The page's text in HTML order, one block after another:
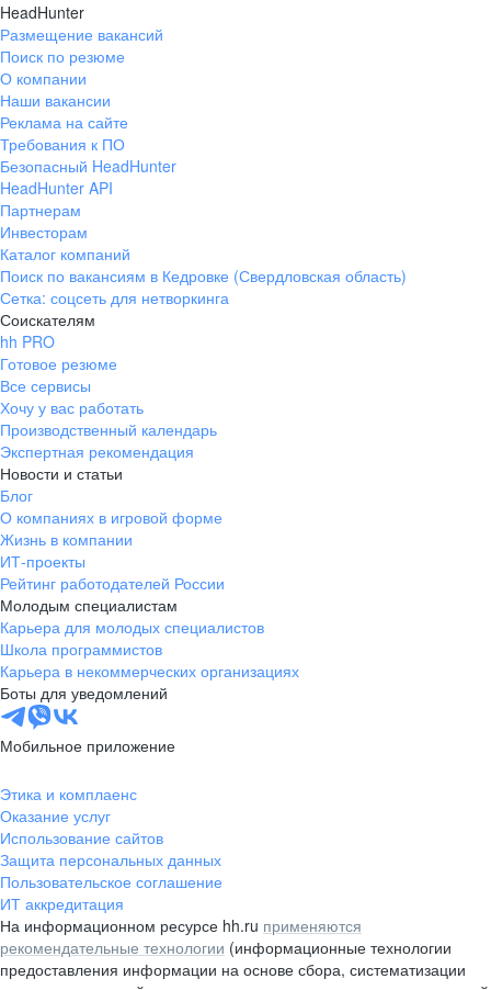
HeadHunter
Размещение вакансий
Поиск по резюме
О компании
Наши вакансии
Реклама на сайте
Требования к ПО
Безопасный HeadHunter
HeadHunter API
Партнерам
Инвесторам
Каталог компаний
Поиск по вакансиям в Кедровке (Свердловская область)
Сетка: соцсеть для нетворкинга
Соискателям
hh PRO
Готовое резюме
Все сервисы
Хочу у вас работать
Производственный календарь
Экспертная рекомендация
Новости и статьи
Блог
О компаниях в игровой форме
Жизнь в компании
ИТ-проекты
Рейтинг работодателей России
Молодым специалистам
Карьера для молодых специалистов
Школа программистов
Карьера в некоммерческих организациях
Боты для уведомлений
Мобильное приложение
Этика и комплаенс
Оказание услуг
Использование сайтов
Защита персональных данных
Пользовательское соглашение
ИТ аккредитация
На информационном ресурсе hh.ru применяются
рекомендательные технологии (информационные технологии
предоставления информации на основе сбора, систематизации